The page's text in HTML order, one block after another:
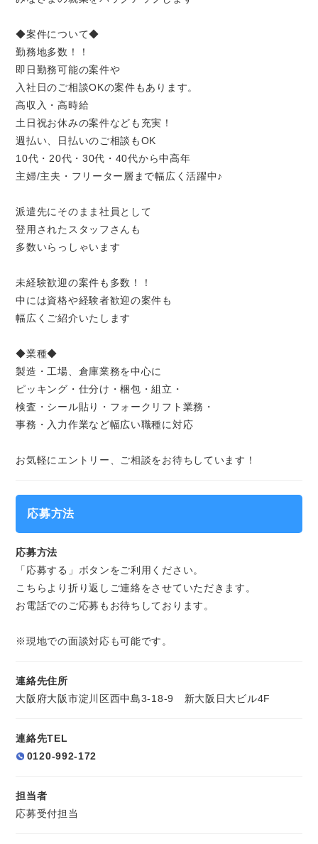
◆案件について◆
勤務地多数！！
即日勤務可能の案件や
入社日のご相談OKの案件もあります。
高収入・高時給
土日祝お休みの案件なども充実！
週払い、日払いのご相談もOK
10代・20代・30代・40代から中高年
主婦/主夫・フリーター層まで幅広く活躍中♪
派遣先にそのまま社員として
登用されたスタッフさんも
多数いらっしゃいます
未経験歓迎の案件も多数！！
中には資格や経験者歓迎の案件も
幅広くご紹介いたします
◆業種◆
製造・工場、倉庫業務を中心に
ピッキング・仕分け・梱包・組立・
検査・シール貼り・フォークリフト業務・
事務・入力作業など幅広い職種に対応
お気軽にエントリー、ご相談をお待ちしています！
応募方法
応募方法
「応募する」ボタンをご利用ください。
こちらより折り返しご連絡をさせていただきます。
お電話でのご応募もお待ちしております。
※現地での面談対応も可能です。
連絡先住所
大阪府大阪市淀川区西中島3-18-9 新大阪日大ビル4F
連絡先TEL
0120-992-172
担当者
応募受付担当